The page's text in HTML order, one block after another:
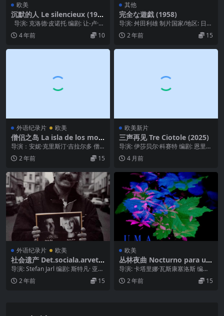
欧美
沉默的人 Le silencieux (197
3)
导演: 克洛德·皮诺托 编剧: 让-卢·达
巴迪 / 克洛德·皮诺托...
4 年前 10
其他
完全な遊戯 (1958)
导演: 舛田利雄 制片国家/地区: 日本
语言: 日语 上映日期: 1958-1...
2 年前 15
外语纪录片 欧美
僧侣之岛 La isla de los monj
es.2017
导演：安妮·克里斯汀·吉拉尔多 僧
侣之岛的年轻人的剧情简介 · · · · · ...
2 年前 15
欧美新片
三声再见 Tre Ciotole (2025)
导演: 伊莎贝尔·科赛特 编剧: 恩里科
·奥德尼诺 / 伊莎贝尔·科赛特 / M...
4 月前
外语纪录片 欧美
社会遗产 Det.sociala.arvet.1
993
导演: Stefan Jarl 编剧: 斯特凡· 亚尔
类型: 纪录片 制片国家...
2 年前 15
欧美
丛林夜曲 Nocturno para um
a floresta (2023)
导演: 卡塔里娜·瓦斯康塞洛斯 编
剧: 卡塔里娜·瓦斯康塞洛斯 类型: 短
片 制...
2 年前 15